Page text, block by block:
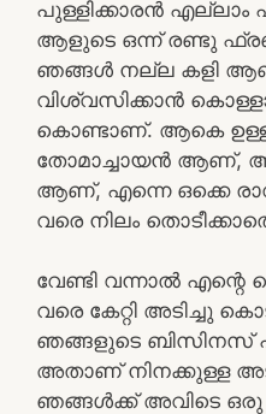
പുള്ളിക്കാരൻ എല്ലാം
ആളുടെ ഒന്ന് രണ്ടു
ഞങ്ങൾ നല്ല കളി
വിശ്വസിക്കാൻ
കൊണ്ടാണ്. ആകെ
തോമാച്ചായൻ ആണ്,
ആണ്, എന്നെ ഒക്കെ
വരെ നിലം
വേണ്ടി വന്നാൽ എന്റെ
വരെ കേറ്റി അടിച്ചു
ഞങ്ങളുടെ ബിസിനസ്
അതാണ് നിനക്കുള്ള
ഞങ്ങൾക്ക് അവിടെ ഒരു